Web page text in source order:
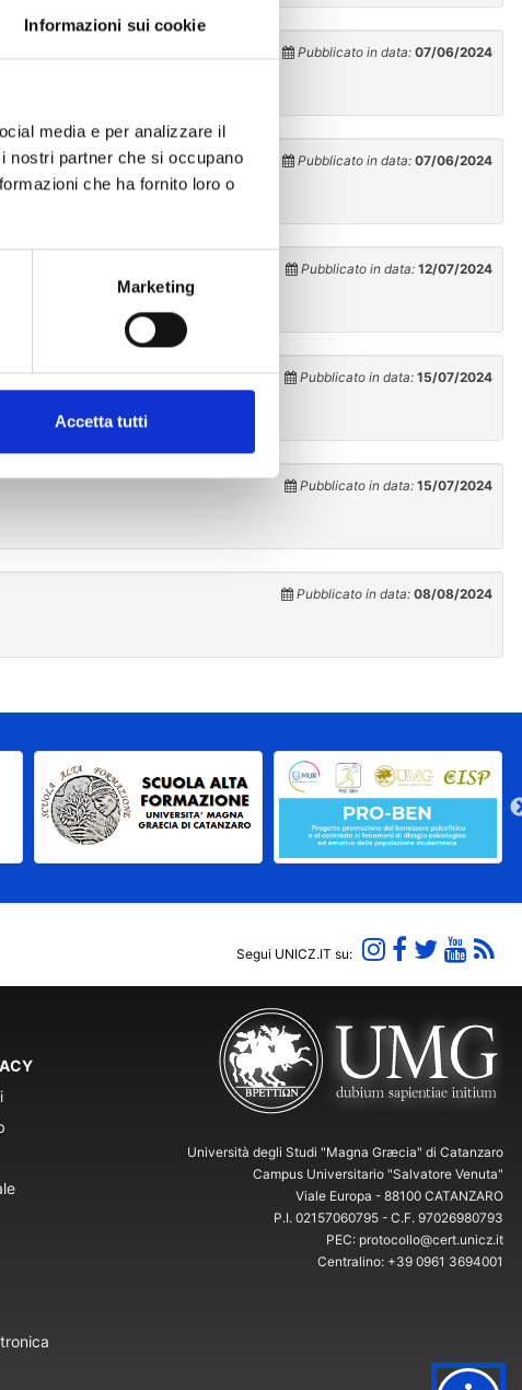
Informazioni sui cookie
media e per analizzare il
nostri partner che si occupano
che ha fornito loro o
Marketing
Accetta tutti
Pubblicato in data: 07/06/2024
Pubblicato in data: 07/06/2024
Pubblicato in data: 12/07/2024
Pubblicato in data: 15/07/2024
Pubblicato in data: 15/07/2024
Pubblicato in data: 08/08/2024
Segui UNICZ.IT su:
Università degli Studi "Magna Græcia" di Catanzaro
Campus Universitario "Salvatore Venuta"
Viale Europa - 88100 CATANZARO
P.I. 02157060795 - C.F. 97026980793
PEC: protocollo@cert.unicz.it
Centralino: +39 0961 3694001